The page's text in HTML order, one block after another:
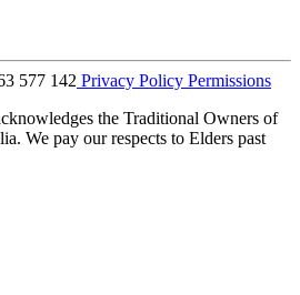
577 142 Privacy Policy Permissions
the Traditional Owners of
We pay our respects to Elders past